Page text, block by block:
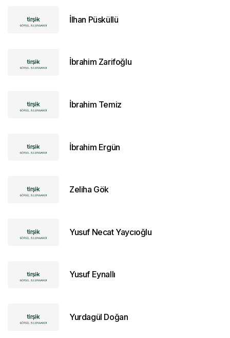
İlhan Püsküllü
İbrahim Zarifoğlu
İbrahim Temiz
İbrahim Ergün
Zeliha Gök
Yusuf Necat Yaycıoğlu
Yusuf Eynallı
Yurdagül Doğan